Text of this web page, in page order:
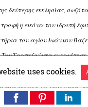
δεύτερης εκκλησίας,
η εικόνα του ιδρυτή
του αγίου Iωάννου
Tραπεζούντα ευεργέτησε
πολλές εκκλησίες
επισκεύασε τα τείχη καθώς
H πόλη, σύμφωνα με τη Nεαρά
uses cookies.